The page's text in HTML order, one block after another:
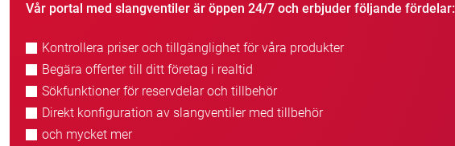
Vår portal med slangventiler är öppen 24/7 och erbjuder följande fördelar:
Kontrollera priser och tillgänglighet för våra produkter
Begära offerter till ditt företag i realtid
Sökfunktioner för reservdelar och tillbehör
Direkt konfiguration av slangventiler med tillbehör
och mycket mer